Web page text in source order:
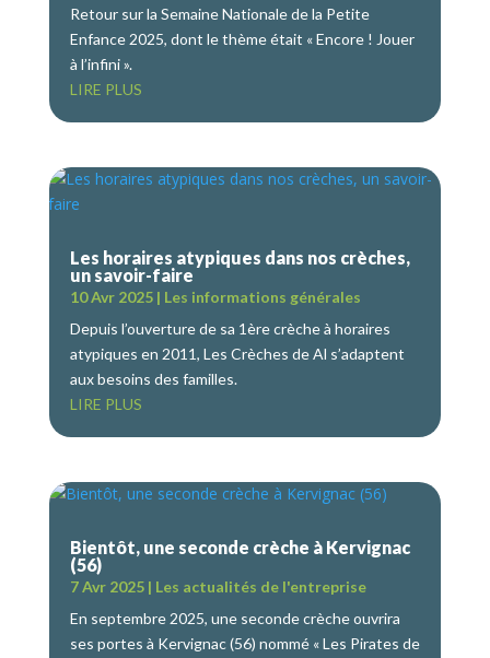
Retour sur la Semaine Nationale de la Petite
Enfance 2025, dont le thème était « Encore ! Jouer
à l’infini ».
LIRE PLUS
Les horaires atypiques dans nos crèches,
un savoir-faire
10 Avr 2025| Les informations générales
Depuis l’ouverture de sa 1ère crèche à horaires
atypiques en 2011, Les Crèches de Al s’adaptent
aux besoins des familles.
LIRE PLUS
Bientôt, une seconde crèche à Kervignac
(56)
7 Avr 2025| Les actualités de l'entreprise
En septembre 2025, une seconde crèche ouvrira
ses portes à Kervignac (56) nommé « Les Pirates de